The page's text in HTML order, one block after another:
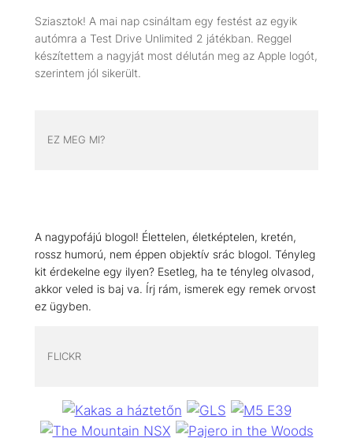
Sziasztok! A mai nap csináltam egy festést az egyik
autómra a Test Drive Unlimited 2 játékban. Reggel
készítettem a nagyját most délután meg az Apple logót,
szerintem jól sikerült.
EZ MEG MI?
A nagypofájú blogol! Élettelen, életképtelen, kretén,
rossz humorú, nem éppen objektív srác blogol. Tényleg
kit érdekelne egy ilyen? Esetleg, ha te tényleg olvasod,
akkor veled is baj va. Írj rám, ismerek egy remek orvost
ez ügyben.
FLICKR